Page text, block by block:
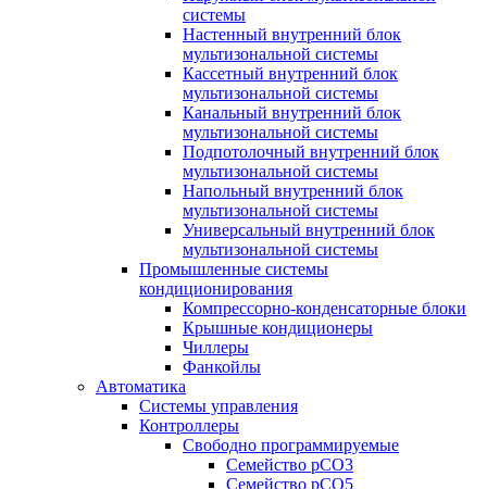
системы
Настенный внутренний блок
мультизональной системы
Кассетный внутренний блок
мультизональной системы
Канальный внутренний блок
мультизональной системы
Подпотолочный внутренний блок
мультизональной системы
Напольный внутренний блок
мультизональной системы
Универсальный внутренний блок
мультизональной системы
Промышленные системы
кондиционирования
Компрессорно-конденсаторные блоки
Крышные кондиционеры
Чиллеры
Фанкойлы
Автоматика
Системы управления
Контроллеры
Свободно программируемые
Семейство pCO3
Семейство pCO5